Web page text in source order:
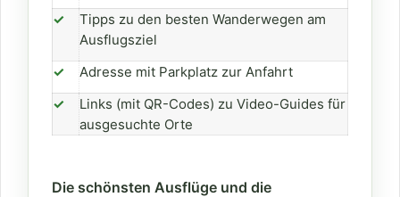
✓
Tipps zu den besten Wanderwegen am
Ausflugsziel
✓
Adresse mit Parkplatz zur Anfahrt
✓
Links (mit QR-Codes) zu Video-Guides für
ausgesuchte Orte
Die schönsten Ausflüge und die